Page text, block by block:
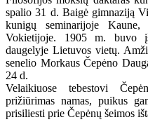
spalio 31 d. Baigė gimnaziją
kunigų seminarijoje
Vokietijoje. 1905 m. buvo
daugelyje Lietuvos vietų.
senelio Morkaus Čepėno
24 d.
Velaikiuose tebestovi
prižiūrimas namas, puikus
prisiliesti prie Čepėnų šeimos